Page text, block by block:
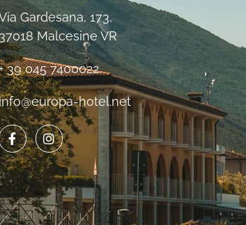
Gardesana, 173,
Malcesine VR
39 045 7400022
hotel.net